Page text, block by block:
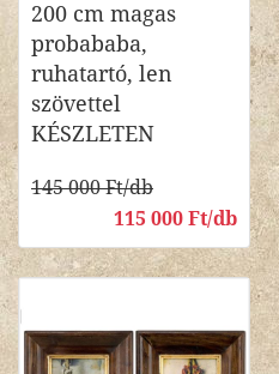
200 cm magas
probababa,
ruhatartó, len
szövettel
KÉSZLETEN
145 000 Ft/db
115 000 Ft/db